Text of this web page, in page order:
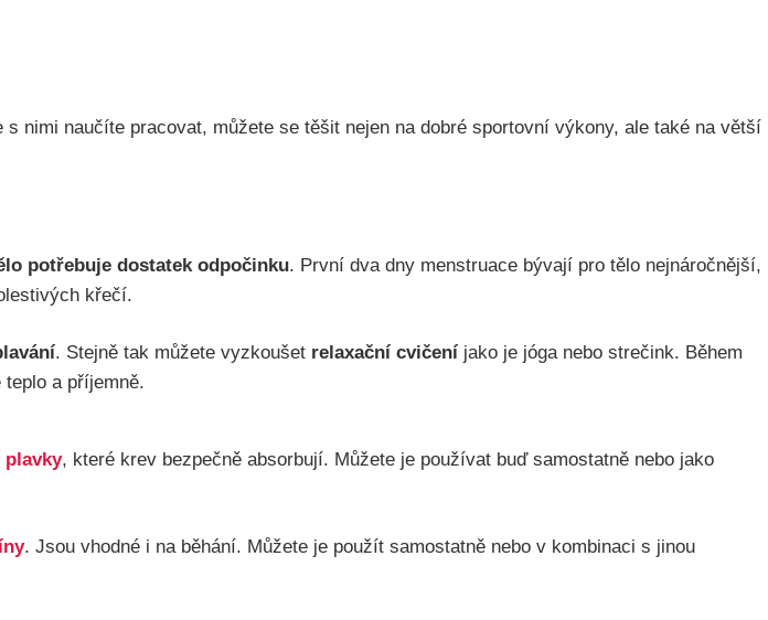
naučíte pracovat, můžete se těšit nejen na dobré sportovní výkony, ale také na větší
potřebuje dostatek odpočinku. První dva dny menstruace bývají pro tělo nejnáročnější,
křečí.
. Stejně tak můžete vyzkoušet relaxační cvičení jako je jóga nebo strečink. Během
a příjemně.
plavky, které krev bezpečně absorbují. Můžete je používat buď samostatně nebo jako
. Jsou vhodné i na běhání. Můžete je použít samostatně nebo v kombinaci s jinou